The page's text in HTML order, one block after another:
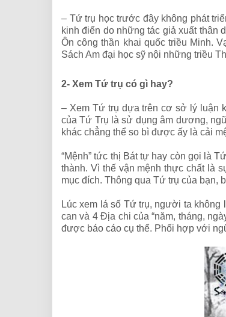
– Tứ trụ học trước đây không phát
kinh điển do những tác giả xuất thân
Ôn công thần khai quốc triều Minh.
Sách Am đại học sỹ nội những triều
2- Xem Tứ trụ có gì hay?
– Xem Tứ trụ dựa trên cơ sở lý luận
của Tứ Trụ là sử dụng âm dương,
khác chẳng thể so bì được ấy là cải
“Mệnh” tức thị Bát tự hay còn gọi là
thành. Vì thế vận mệnh thực chất là
mục đích. Thông qua Tứ trụ của bạn,
Lúc xem lá số Tứ trụ, người ta không
can và 4 Địa chi của “năm, tháng,
được báo cáo cụ thể. Phối hợp với